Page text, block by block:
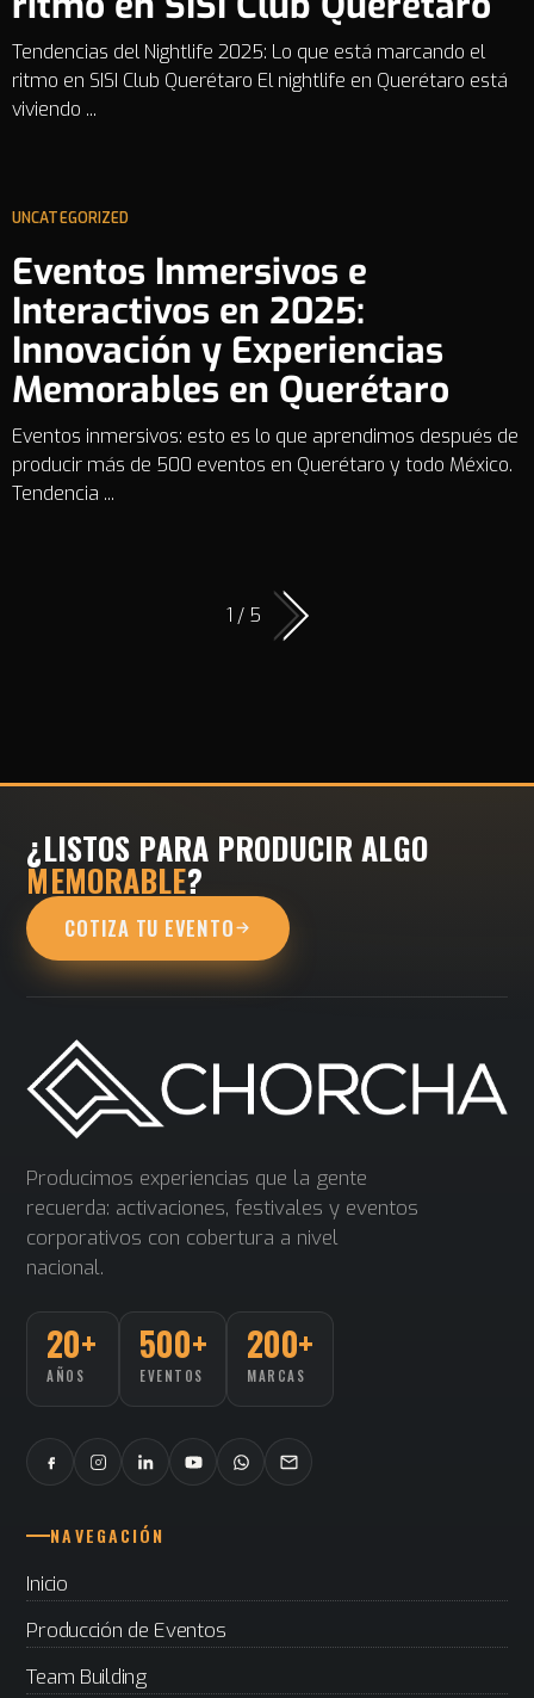
Tendencias del Nightlife 2025: Lo que está marcando el
ritmo en SISI Club Querétaro El nightlife en Querétaro está
viviendo ...
UNCATEGORIZED
Eventos Inmersivos e
Interactivos en 2025:
Innovación y Experiencias
Memorables en Querétaro
Eventos inmersivos: esto es lo que aprendimos después de
producir más de 500 eventos en Querétaro y todo México.
Tendencia ...
1 / 5
¿LISTOS PARA PRODUCIR ALGO
MEMORABLE?
COTIZA TU EVENTO
Producimos experiencias que la gente
recuerda: activaciones, festivales y eventos
corporativos con cobertura a nivel
nacional.
20+
AÑOS
500+
EVENTOS
200+
MARCAS
NAVEGACIÓN
Inicio
Producción de Eventos
Team Building